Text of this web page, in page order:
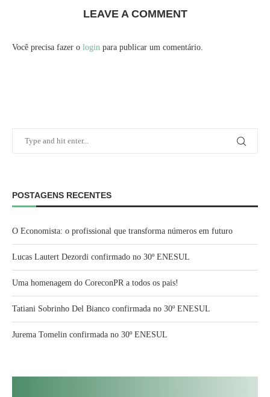
LEAVE A COMMENT
Você precisa fazer o login para publicar um comentário.
POSTAGENS RECENTES
O Economista: o profissional que transforma números em futuro
Lucas Lautert Dezordi confirmado no 30º ENESUL
Uma homenagem do CoreconPR a todos os pais!
Tatiani Sobrinho Del Bianco confirmada no 30º ENESUL
Jurema Tomelin confirmada no 30º ENESUL